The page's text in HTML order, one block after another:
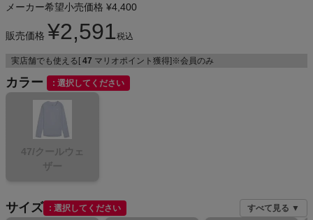
メンズスポーツウェア
レディーススポーツウェア
スポーツシューズ
ヨガ
メーカー希望小売価格 ¥4,400
販売価格 ¥2,591税込
実店舗でも使える[ 47 マリオポイント獲得]※会員のみ
カラー 選択してください
47/クールウェ
ザー
サイズ 選択してください すべて見る ▼